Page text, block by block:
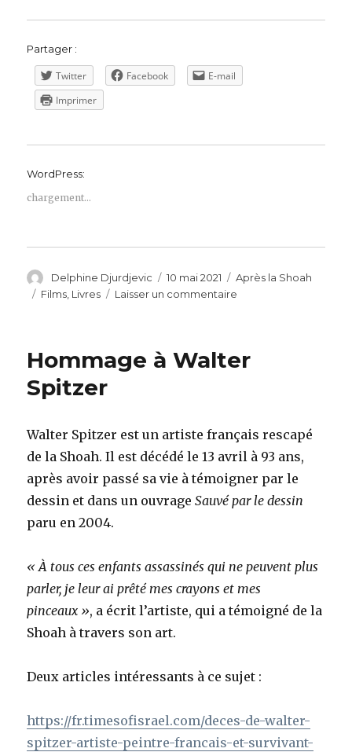
Partager :
Twitter Facebook
E-mail
Imprimer
WordPress:
chargement…
Auteur
Delphine Djurdjevic
Publié
le
10 mai 2021 Catégories
Après la Shoah
Étiquettes
Films, Livres Laisser un commentaire
Livre
Nahum
Hommage à Walter
Spitzer
Walter Spitzer est un artiste français rescapé
de la Shoah. Il est décédé le 13 avril à 93 ans,
après avoir passé sa vie à témoigner par le
dessin et dans un ouvrageSauvé par le dessin
paru en 2004.
« À tous ces enfants assassinés qui ne peuvent plus
parler, je leur ai prêté mes crayons et mes
pinceaux », a écrit l’artiste, qui a témoigné de la
Shoah à travers son art.
Deux articles intéressants à ce sujet :
https://fr.timesofisrael.com/deces-de-walter-
spitzer-artiste-peintre-francais-et-survivant-